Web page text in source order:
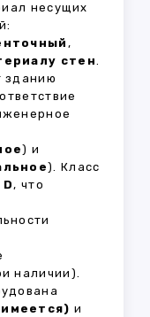
несущих
,
стен.
зданию
) и
). Класс
D, что
наличии).
и